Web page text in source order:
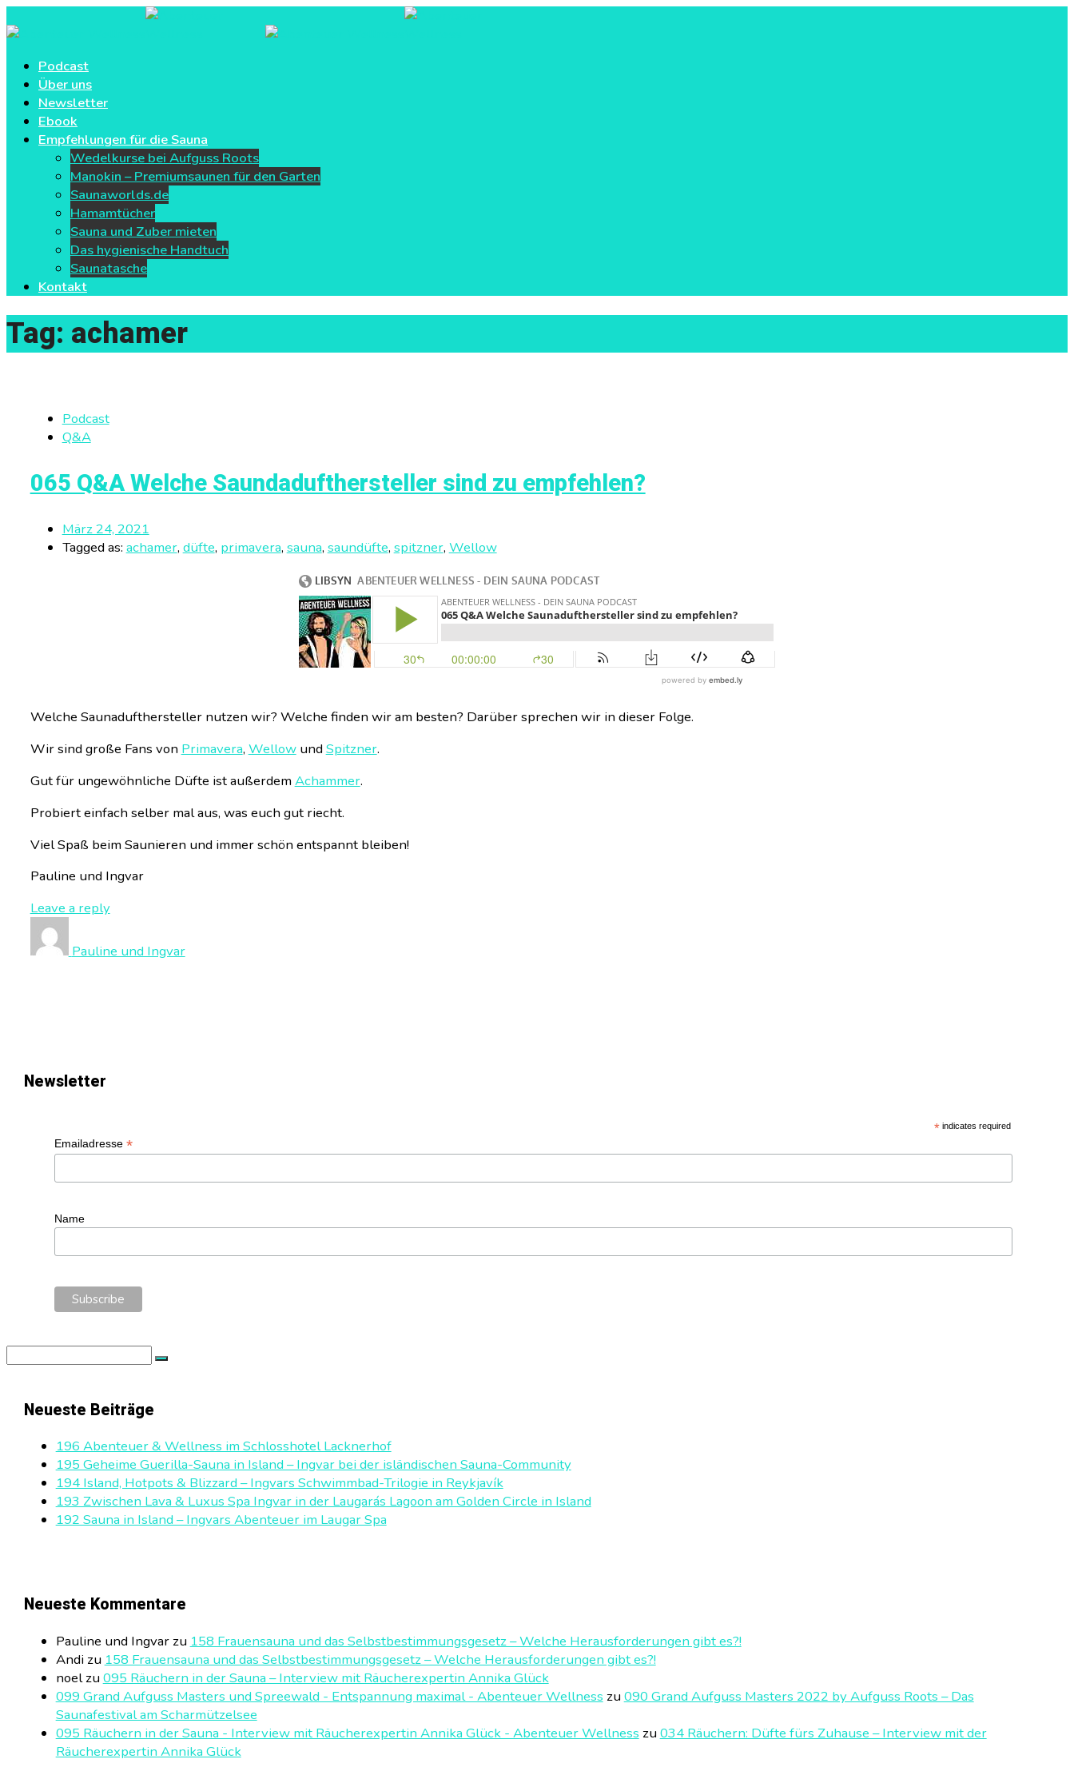
Podcast
Über uns
Newsletter
Ebook
Empfehlungen für die Sauna
Wedelkurse bei Aufguss Roots
Manokin – Premiumsaunen für den Garten
Saunaworlds.de
Hamamtücher
Sauna und Zuber mieten
Das hygienische Handtuch
Saunatasche
Kontakt
Tag: achamer
Podcast
Q&A
065 Q&A Welche Saundadufthersteller sind zu empfehlen?
März 24, 2021
Tagged as: achamer, düfte, primavera, sauna, saundüfte, spitzner, Wellow
Welche Saunadufthersteller nutzen wir? Welche finden wir am besten? Darüber sprechen wir in dieser Folge.
Wir sind große Fans von Primavera, WellowundSpitzner.
Gut für ungewöhnliche Düfte ist außerdemAchammer.
Probiert einfach selber mal aus, was euch gut riecht.
Viel Spaß beim Saunieren und immer schön entspannt bleiben!
Pauline und Ingvar
Leave a reply
Pauline und Ingvar
Newsletter
*indicates required
Emailadresse*
Name
Neueste Beiträge
196 Abenteuer & Wellness im Schlosshotel Lacknerhof
195 Geheime Guerilla-Sauna in Island – Ingvar bei der isländischen Sauna-Community
194 Island, Hotpots & Blizzard – Ingvars Schwimmbad-Trilogie in Reykjavík
193 Zwischen Lava & Luxus Spa Ingvar in der Laugarás Lagoon am Golden Circle in Island
192 Sauna in Island – Ingvars Abenteuer im Laugar Spa
Neueste Kommentare
Pauline und Ingvarzu 158 Frauensauna und das Selbstbestimmungsgesetz – Welche Herausforderungen gibt es?!
Andizu 158 Frauensauna und das Selbstbestimmungsgesetz – Welche Herausforderungen gibt es?!
noelzu095 Räuchern in der Sauna – Interview mit Räucherexpertin Annika Glück
099 Grand Aufguss Masters und Spreewald - Entspannung maximal - Abenteuer Wellness zu090 Grand Aufguss Masters 2022 by Aufguss Roots – Das
Saunafestival am Scharmützelsee
095 Räuchern in der Sauna - Interview mit Räucherexpertin Annika Glück - Abenteuer Wellness zu034 Räuchern: Düfte fürs Zuhause – Interview mit der
Räucherexpertin Annika Glück